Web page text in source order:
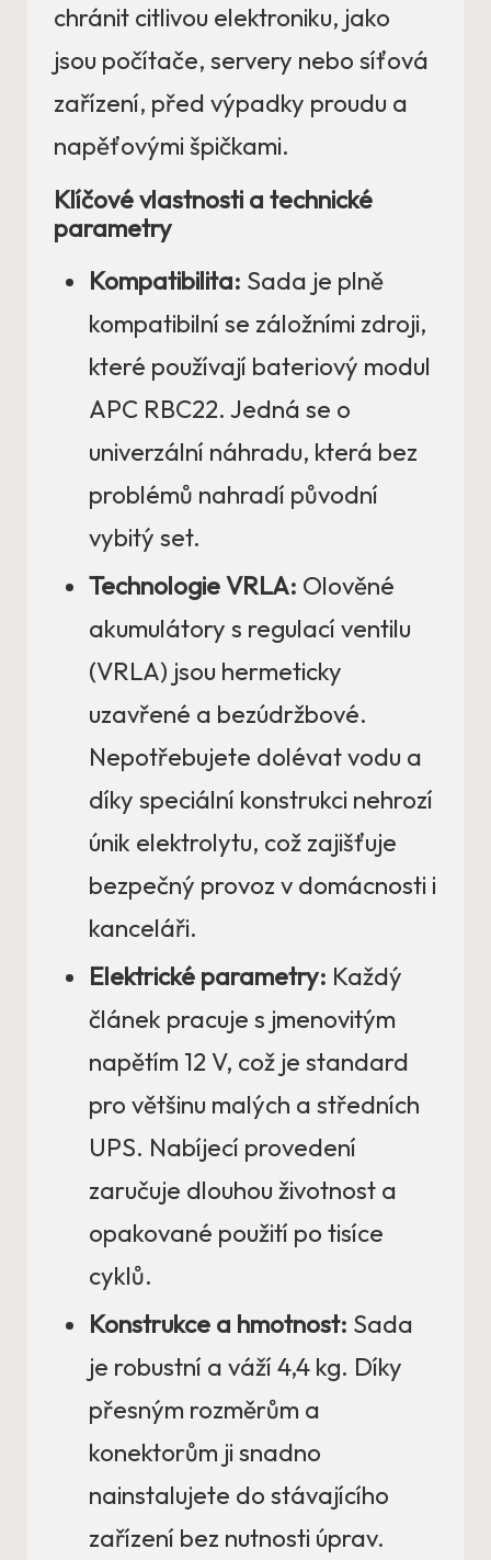
chránit citlivou elektroniku, jako
jsou počítače, servery nebo síťová
zařízení, před výpadky proudu a
napěťovými špičkami.
Klíčové vlastnosti a technické
parametry
Kompatibilita: Sada je plně
kompatibilní se záložními zdroji,
které používají bateriový modul
APC RBC22. Jedná se o
univerzální náhradu, která bez
problémů nahradí původní
vybitý set.
Technologie VRLA: Olověné
akumulátory s regulací ventilu
(VRLA) jsou hermeticky
uzavřené a bezúdržbové.
Nepotřebujete dolévat vodu a
díky speciální konstrukci nehrozí
únik elektrolytu, což zajišťuje
bezpečný provoz v domácnosti i
kanceláři.
Elektrické parametry: Každý
článek pracuje s jmenovitým
napětím 12 V, což je standard
pro většinu malých a středních
UPS. Nabíjecí provedení
zaručuje dlouhou životnost a
opakované použití po tisíce
cyklů.
Konstrukce a hmotnost: Sada
je robustní a váží 4,4 kg. Díky
přesným rozměrům a
konektorům ji snadno
nainstalujete do stávajícího
zařízení bez nutnosti úprav.